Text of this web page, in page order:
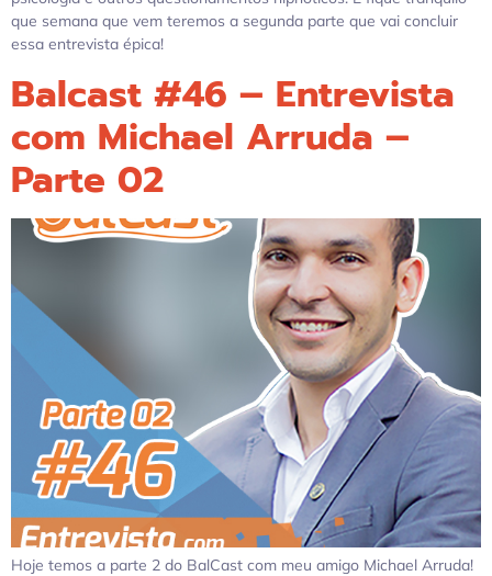
que semana que vem teremos a segunda parte que vai concluir
essa entrevista épica!
Balcast #46 – Entrevista
com Michael Arruda –
Parte 02
Hoje temos a parte 2 do BalCast com meu amigo Michael Arruda!